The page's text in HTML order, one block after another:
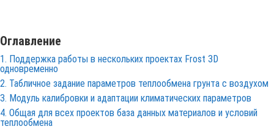
Оглавление
1. Поддержка работы в нескольких проектах Frost 3D
одновременно
2. Табличное задание параметров теплообмена грунта с воздухом
3. Модуль калибровки и адаптации климатических параметров
4. Общая для всех проектов база данных материалов и условий
теплообмена